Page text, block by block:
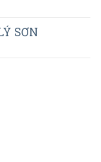
SƠN